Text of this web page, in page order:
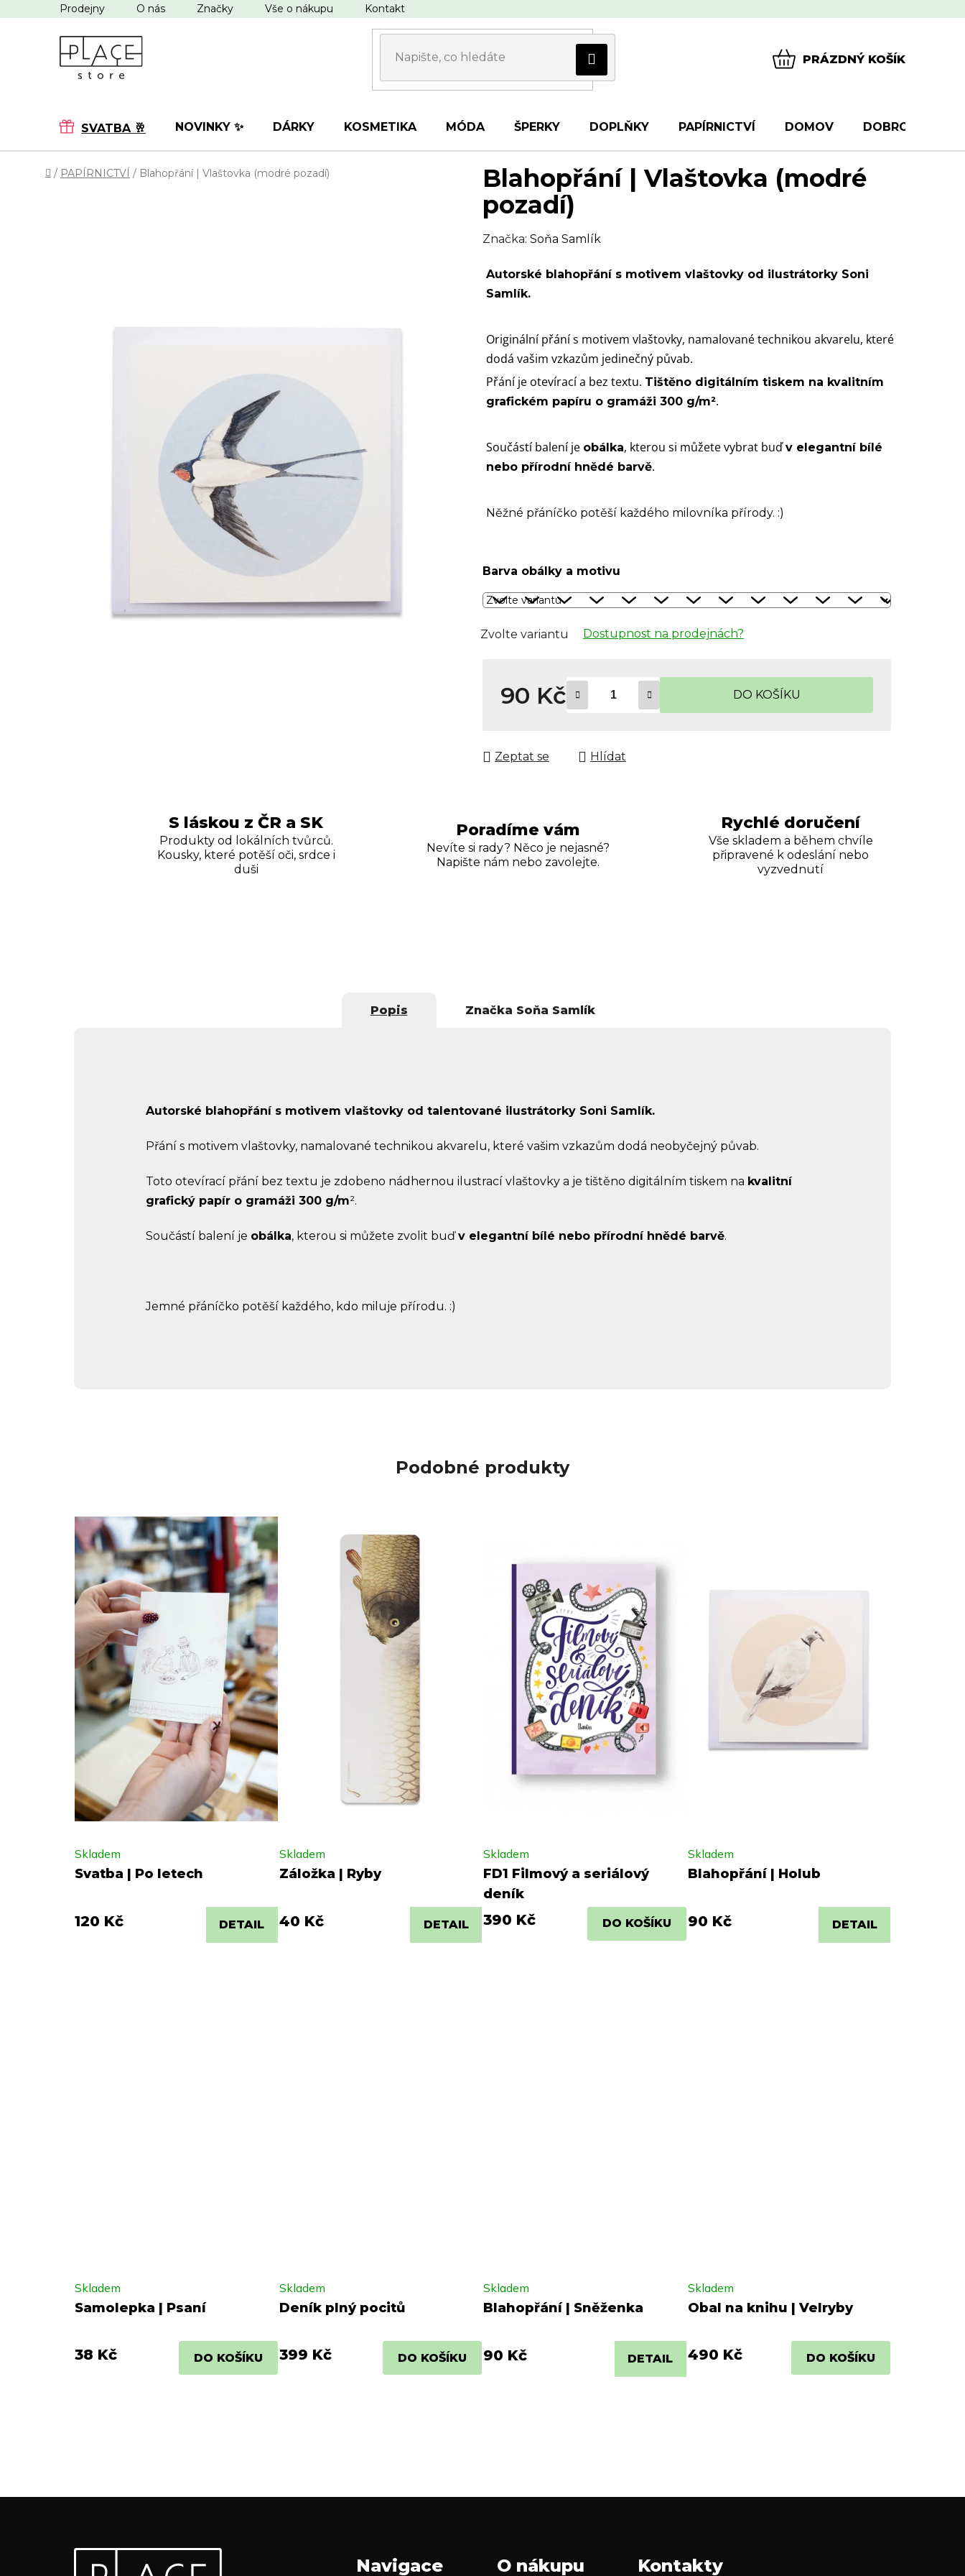
na
Prodejny O nás Značky Vše o nákupu Kontakt
PRÁZDNÝ KOŠÍK
SVATBA 🥂 NOVINKY ✨ DÁRKY KOSMETIKA MÓDA ŠPERKY DOPLŇKY PAPÍRNICTVÍ DOMOV DOBROTY
Domů
/ PAPÍRNICTVÍ / Blahopřání | Vlaštovka (modré pozadí)
Blahopřání | Vlaštovka (modré
pozadí)
Značka: Soňa Samlík
Autorské blahopřání s motivem vlaštovky od ilustrátorky Soni
Samlík.
Originální přání s motivem vlaštovky, namalované technikou akvarelu, které
dodá vašim vzkazům jedinečný půvab.
Přání je otevírací a bez textu. Tištěno digitálním tiskem na kvalitním
grafickém papíru o gramáži 300 g/m².
Součástí balení je obálka, kterou si můžete vybrat buďv elegantní bílé
nebo přírodní hnědé barvě.
Něžné přáníčko potěší každého milovníka přírody. :)
Barva obálky a motivu
Zvolte variantu Dostupnost na prodejnách?
90 Kč DO KOŠÍKU
Zeptat se Hlídat
S láskou z ČR a SK
Produkty od lokálních tvůrců.
Kousky, které potěší oči, srdce i
duši
Poradíme vám
Nevíte si rady? Něco je nejasné?
Napište nám nebo zavolejte.
Rychlé doručení
Vše skladem a během chvíle
připravené k odeslání nebo
vyzvednutí
Popis Značka Soňa Samlík
Autorské blahopřání s motivem vlaštovky od talentované ilustrátorky Soni Samlík.
Přání s motivem vlaštovky, namalované technikou akvarelu, které vašim vzkazům dodá neobyčejný půvab.
Toto otevírací přání bez textu je zdobeno nádhernou ilustrací vlaštovky a je tištěno digitálním tiskem na kvalitní
grafický papír o gramáži 300 g/m².
Součástí balení je obálka, kterou si můžete zvolit buďv elegantní bílé nebo přírodní hnědé barvě.
Jemné přáníčko potěší každého, kdo miluje přírodu. :)
Podobné produkty
Svatba | Po letech
Skladem
120 Kč DETAIL
Záložka | Ryby
Skladem
40 Kč DETAIL
FD1 Filmový a seriálový
deník
Skladem
390 Kč DO KOŠÍKU
Blahopřání | Holub
Skladem
90 Kč DETAIL
Samolepka | Psaní
Skladem
38 Kč DO KOŠÍKU
Deník plný pocitů
Skladem
399 Kč DO KOŠÍKU
Blahopřání | Sněženka
Skladem
90 Kč DETAIL
Obal na knihu | Velryby
Skladem
490 Kč DO KOŠÍKU
Odebírat newsletter Navigace O nákupu Kontakty